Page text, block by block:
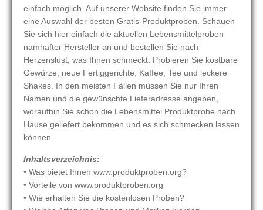
einfach möglich. Auf unserer Website finden Sie immer
eine Auswahl der besten Gratis-Produktproben. Schauen
Sie sich hier einfach die aktuellen Lebensmittelproben
namhafter Hersteller an und bestellen Sie nach
Herzenslust, was Ihnen schmeckt. Probieren Sie kostbare
Gewürze, neue Fertiggerichte, Kaffee, Tee und leckere
Shakes. In den meisten Fällen müssen Sie nur Ihren
Namen und die gewünschte Lieferadresse angeben,
woraufhin Sie schon die Lebensmittel Produktprobe nach
Hause geliefert bekommen und es sich schmecken lassen
können.
Inhaltsverzeichnis:
• Was bietet Ihnen www.produktproben.org?
• Vorteile von www.produktproben.org
• Wie erhalten Sie die kostenlosen Proben?